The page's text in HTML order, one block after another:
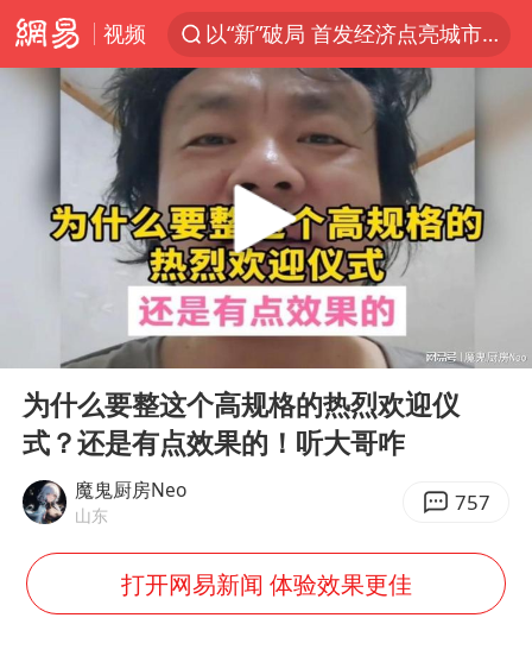
视频
以“新”破局 首发经济点亮城市消费活力
台风白海豚进入48小时警戒线
宇树科技发行价格150.80元/股
中方回应是否在太平洋海底开采稀土
CIA被曝已秘密设立古巴工作组
U17国足1分钟轰2球
Play
为什么要整这个高规格的热烈欢迎仪
式？还是有点效果的！听大哥咋
魔鬼厨房Neo
山东 757
打开网易新闻 体验效果更佳